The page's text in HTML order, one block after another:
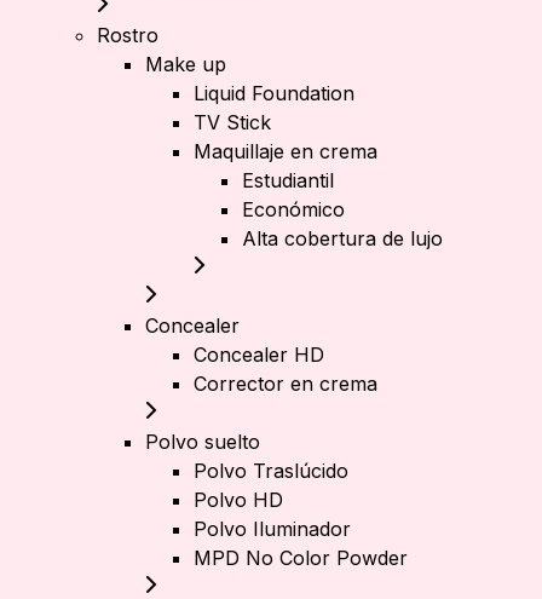
Rostro
Make up
Liquid Foundation
TV Stick
Maquillaje en crema
Estudiantil
Económico
Alta cobertura de lujo
Concealer
Concealer HD
Corrector en crema
Polvo suelto
Polvo Traslúcido
Polvo HD
Polvo Iluminador
MPD No Color Powder